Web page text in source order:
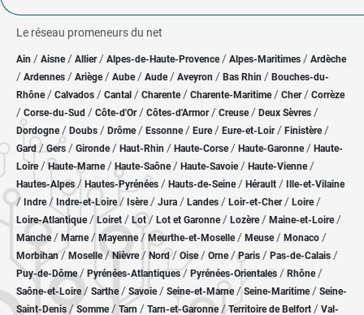
Le réseau promeneurs du net
Ain / Aisne/ Allier/ Alpes-de-Haute-Provence / Alpes-Maritimes / Ardèche
/ Ardennes / Ariège/ Aube/ Aude / Aveyron / Bas Rhin / Bouches-du-
Rhône/ Calvados / Cantal / Charente / Charente-Maritime/ Cher / Corrèze
/ Corse-du-Sud / Côte-d'Or / Côtes-d'Armor/ Creuse/ Deux Sèvres /
Dordogne/ Doubs / Drôme/ Essonne / Eure/ Eure-et-Loir / Finistère/
Gard/ Gers / Gironde/ Haut-Rhin / Haute-Corse/ Haute-Garonne/ Haute-
Loire/Haute-Marne/ Haute-Saône/ Haute-Savoie/ Haute-Vienne/
Hautes-Alpes/ Hautes-Pyrénées / Hauts-de-Seine/ Hérault / Ille-et-Vilaine
/ Indre/ Indre-et-Loire/ Isère/ Jura / Landes / Loir-et-Cher/ Loire/
Loire-Atlantique/ Loiret / Lot/ Lot et Garonne/ Lozère / Maine-et-Loire/
Manche/ Marne/ Mayenne/ Meurthe-et-Moselle/ Meuse/ Monaco /
Morbihan/ Moselle/ Nièvre / Nord/ Oise / Orne/Paris / Pas-de-Calais /
Puy-de-Dôme/ Pyrénées-Atlantiques / Pyrénées-Orientales / Rhône/
Saône-et-Loire/ Sarthe/ Savoie/ Seine-et-Marne/ Seine-Maritime/ Seine-
Saint-Denis /Somme/ Tarn / Tarn-et-Garonne/Territoire de Belfort / Val-